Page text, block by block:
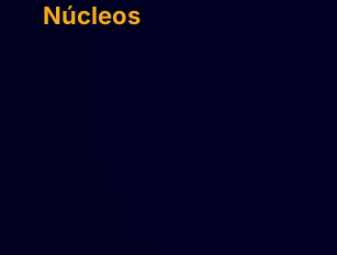
Núcleos